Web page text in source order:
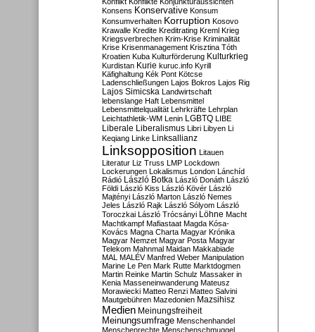
Konsens Konservative Konsum
Konsumverhalten Korruption Kosovo
Krawalle Kredite Kreditrating Kreml Krieg
Kriegsverbrechen Krim-Krise Kriminalität
Krise Krisenmanagement Krisztina Tóth
Kroatien Kuba Kulturförderung Kulturkrieg
Kurdistan Kurie kuruc.info Kyrill
Käfighaltung Kék Pont Kötcse
Ladenschließungen Lajos Bokros Lajos Rig
Lajos Simicska Landwirtschaft
lebenslange Haft Lebensmittel
Lebensmittelqualität Lehrkräfte Lehrplan
Leichtathletik-WM Lenin LGBTQ LIBE
Liberale Liberalismus Libri Libyen Li
Keqiang Linke Linksallianz
Linksopposition Litauen
Literatur Liz Truss LMP Lockdown
Lockerungen Lokalismus London Lánchíd
Rádió
László Botka László Donáth László
Földi László Kiss László Kövér László
Majtényi László Marton László Nemes
Jeles László Rajk László Sólyom László
Toroczkai László Trócsányi Löhne Macht
Machtkampf Mafiastaat Magda Kósa-
Kovács Magna Charta Magyar Krónika
Magyar Nemzet Magyar Posta Magyar
Telekom Mahnmal Maidan Makkabiade
MAL MALÉV Manfred Weber Manipulation
Marine Le Pen Mark Rutte Marktdogmen
Martin Reinke Martin Schulz Massaker in
Kenia Masseneinwanderung Mateusz
Morawiecki Matteo Renzi Matteo Salvini
Mautgebühren Mazedonien Mazsihisz
Medien Meinungsfreiheit
Meinungsumfrage Menschenhandel
Menschenrechte Menschenschmuggel